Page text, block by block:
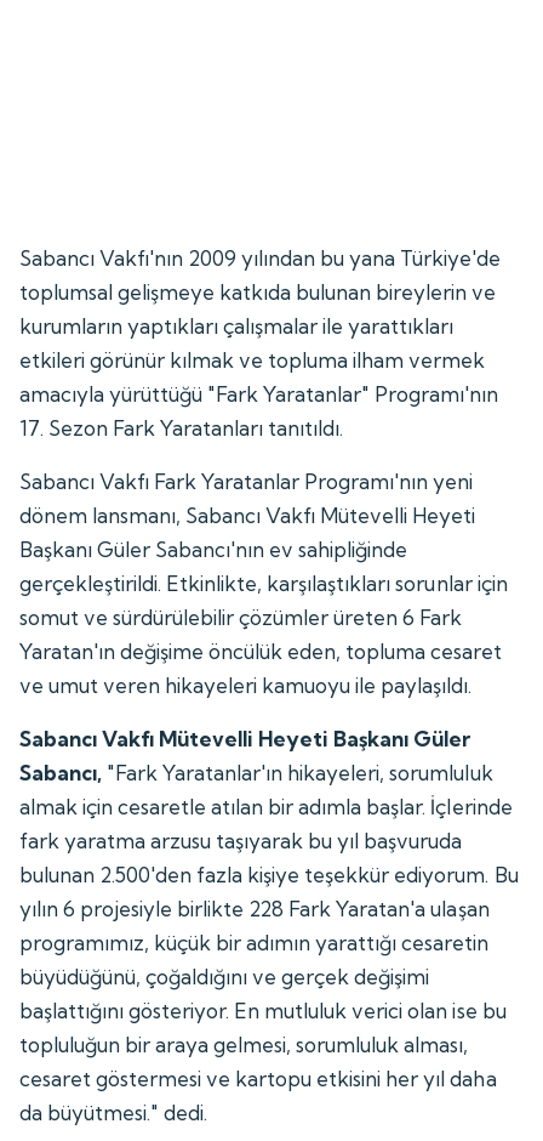
Sabancı Vakfı'nın 2009 yılından bu yana Türkiye'de
toplumsal gelişmeye katkıda bulunan bireylerin ve
kurumların yaptıkları çalışmalar ile yarattıkları
etkileri görünür kılmak ve topluma ilham vermek
amacıyla yürüttüğü "Fark Yaratanlar" Programı'nın
17. Sezon Fark Yaratanları tanıtıldı.
Sabancı Vakfı Fark Yaratanlar Programı'nın yeni
dönem lansmanı, Sabancı Vakfı Mütevelli Heyeti
Başkanı Güler Sabancı'nın ev sahipliğinde
gerçekleştirildi. Etkinlikte, karşılaştıkları sorunlar için
somut ve sürdürülebilir çözümler üreten 6 Fark
Yaratan'ın değişime öncülük eden, topluma cesaret
ve umut veren hikayeleri kamuoyu ile paylaşıldı.
Sabancı Vakfı Mütevelli Heyeti Başkanı Güler
Sabancı, "Fark Yaratanlar'ın hikayeleri, sorumluluk
almak için cesaretle atılan bir adımla başlar. İçlerinde
fark yaratma arzusu taşıyarak bu yıl başvuruda
bulunan 2.500'den fazla kişiye teşekkür ediyorum. Bu
yılın 6 projesiyle birlikte 228 Fark Yaratan'a ulaşan
programımız, küçük bir adımın yarattığı cesaretin
büyüdüğünü, çoğaldığını ve gerçek değişimi
başlattığını gösteriyor. En mutluluk verici olan ise bu
topluluğun bir araya gelmesi, sorumluluk alması,
cesaret göstermesi ve kartopu etkisini her yıl daha
da büyütmesi." dedi.